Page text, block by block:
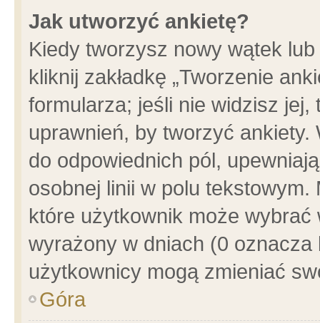
Jak utworzyć ankietę?
Kiedy tworzysz nowy wątek
kliknij zakładkę „Tworzenie
formularza; jeśli nie widzisz
uprawnień, by tworzyć ankiety.
do odpowiednich pól,
osobnej linii w polu
które użytkownik może
wyrażony w dniach (0
użytkownicy mogą zmieniać
Góra